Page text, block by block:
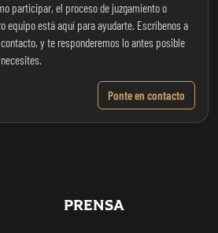
participar, el proceso de juzgamiento o
equipo está aquí para ayudarte. Escríbenos a
y te responderemos lo antes posible
Ponte en contacto
PRENSA